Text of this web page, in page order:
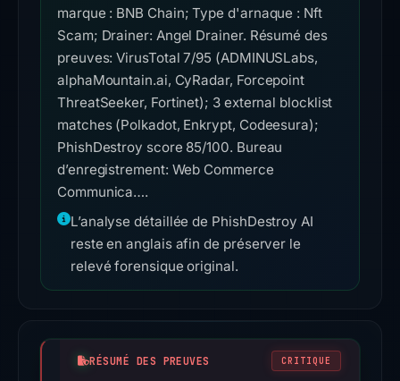
marque : BNB Chain; Type d'arnaque : Nft
Scam; Drainer: Angel Drainer. Résumé des
preuves: VirusTotal 7/95 (ADMINUSLabs,
alphaMountain.ai, CyRadar, Forcepoint
ThreatSeeker, Fortinet); 3 external blocklist
matches (Polkadot, Enkrypt, Codeesura);
PhishDestroy score 85/100. Bureau
d’enregistrement: Web Commerce
Communica….
L’analyse détaillée de PhishDestroy AI
reste en anglais afin de préserver le
relevé forensique original.
RÉSUMÉ DES PREUVES CRITIQUE